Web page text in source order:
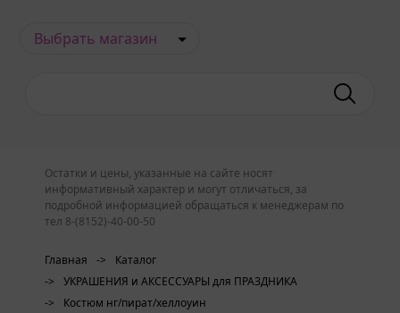
Остатки и цены, указанные на сайте носят
информативный характер и могут отличаться, за
подробной информацией обращаться к менеджерам по
тел 8-(8152)-40-00-50
Главная ->
Каталог
->
УКРАШЕНИЯ и АКСЕССУАРЫ для ПРАЗДНИКА
->
Костюм нг/пират/хеллоуин